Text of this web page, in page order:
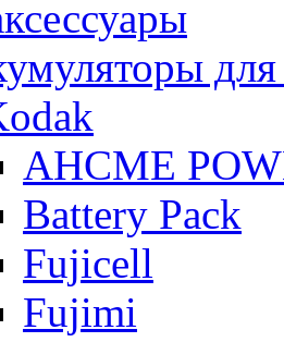
для
AHCME
Battery Pack
Fujicell
Fujimi